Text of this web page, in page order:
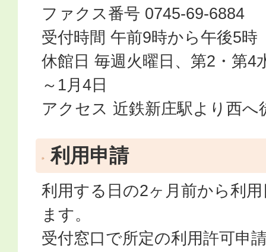
ファクス番号 0745-69-6884
受付時間 午前9時から午後5時
休館日 毎週火曜日、第2・第4
～1月4日
アクセス 近鉄新庄駅より西へ
利用申請
利用する日の2ヶ月前から利
ます。
受付窓口で所定の利用許可申